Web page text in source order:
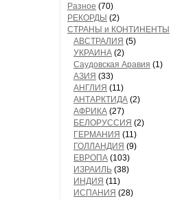
Разное (70)
РЕКОРДЫ (2)
СТРАНЫ и КОНТИНЕНТЫ
АВСТРАЛИЯ (5)
УКРАИНА (2)
Саудовская Аравия (1)
АЗИЯ (33)
АНГЛИЯ (11)
АНТАРКТИДА (2)
АФРИКА (27)
БЕЛОРУССИЯ (2)
ГЕРМАНИЯ (11)
ГОЛЛАНДИЯ (9)
ЕВРОПА (103)
ИЗРАИЛЬ (38)
ИНДИЯ (11)
ИСПАНИЯ (28)